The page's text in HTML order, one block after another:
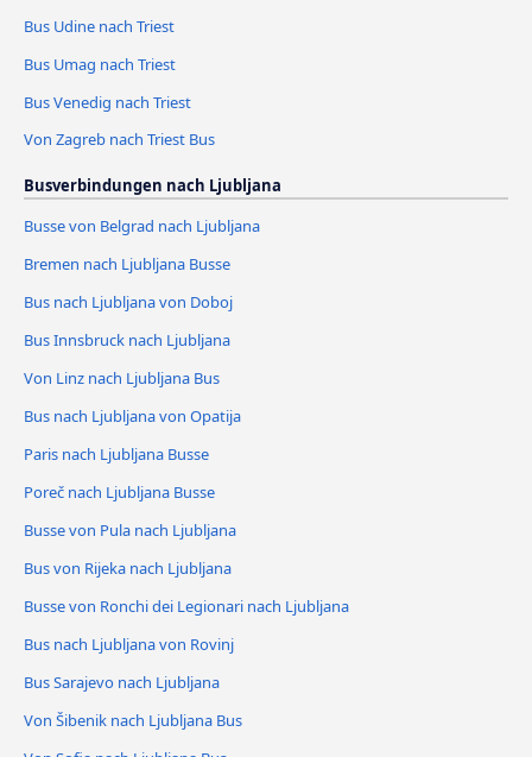
Bus Udine nach Triest
Bus Umag nach Triest
Bus Venedig nach Triest
Von Zagreb nach Triest Bus
Busverbindungen nach Ljubljana
Busse von Belgrad nach Ljubljana
Bremen nach Ljubljana Busse
Bus nach Ljubljana von Doboj
Bus Innsbruck nach Ljubljana
Von Linz nach Ljubljana Bus
Bus nach Ljubljana von Opatija
Paris nach Ljubljana Busse
Poreč nach Ljubljana Busse
Busse von Pula nach Ljubljana
Bus von Rijeka nach Ljubljana
Busse von Ronchi dei Legionari nach Ljubljana
Bus nach Ljubljana von Rovinj
Bus Sarajevo nach Ljubljana
Von Šibenik nach Ljubljana Bus